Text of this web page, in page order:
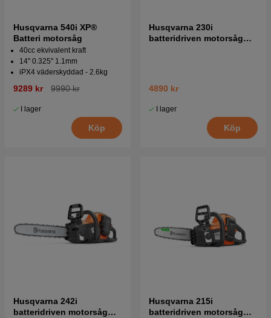
Husqvarna 540i XP®
Batteri motorsåg
40cc ekvivalent kraft
14'' 0.325'' 1.1mm
iPX4 väderskyddad - 2.6kg
9289 kr 9990 kr
I lager
Köp
Husqvarna 230i
batteridriven motorsåg
4890 kr
I lager
Köp
Husqvarna 242i
batteridriven motorsåg
Husqvarna 215i
batteridriven motorsåg